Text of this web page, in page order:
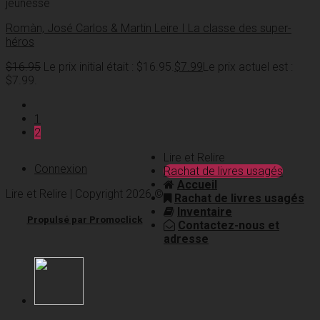
jeunesse
Romàn, José Carlos & Martin Leire I La classe des super-
héros
$16.95 Le prix initial était : $16.95. $7.99Le prix actuel est :
$7.99.
1
2
Connexion
Lire et Relire | Copyright 2026 ©
Propulsé par Promoclick
Lire et Relire
Rachat de livres usagés
Accueil
Rachat de livres usagés
Inventaire
Contactez-nous et
adresse